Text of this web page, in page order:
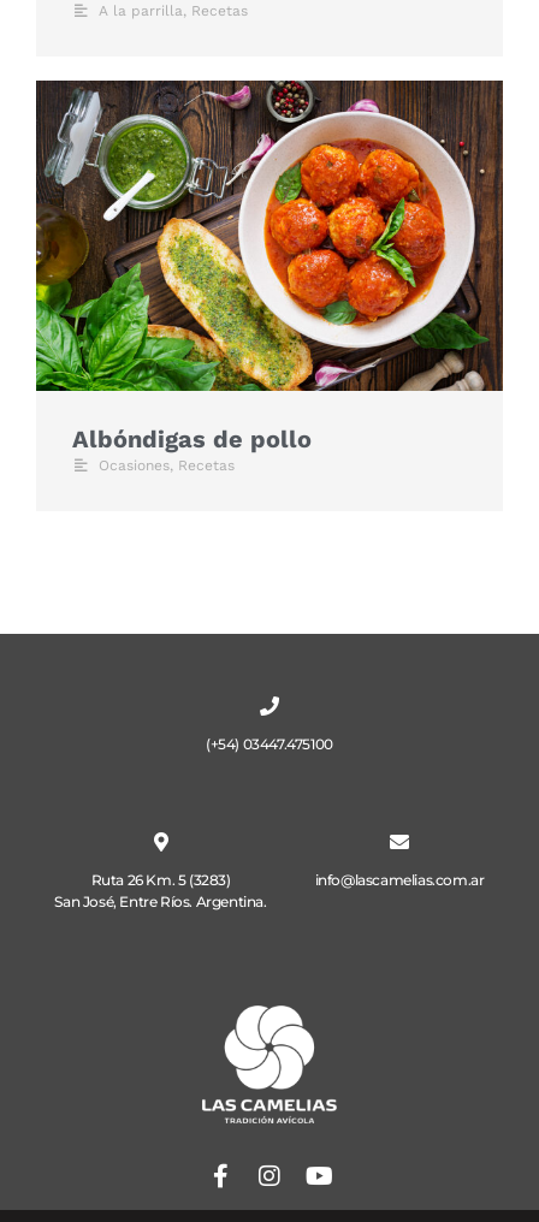
A la parrilla, Recetas
Albóndigas de pollo
Ocasiones, Recetas
(+54) 03447.475100
Ruta 26 Km. 5 (3283)
San José, Entre Ríos. Argentina.
info@lascamelias.com.ar